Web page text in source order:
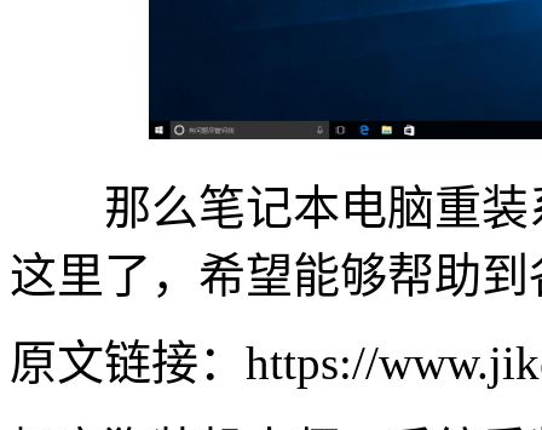
那么笔记本电脑重装
这里了，希望能够帮助到
原文链接：https://